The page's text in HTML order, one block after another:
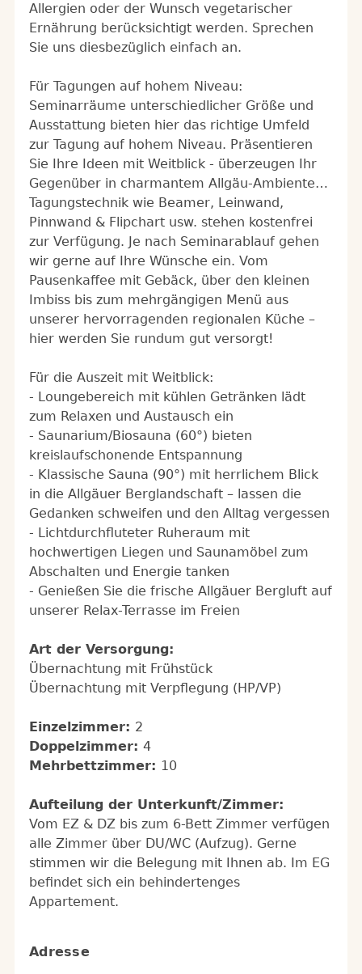
Allergien oder der Wunsch vegetarischer
Ernährung berücksichtigt werden. Sprechen
Sie uns diesbezüglich einfach an.
Für Tagungen auf hohem Niveau:
Seminarräume unterschiedlicher Größe und
Ausstattung bieten hier das richtige Umfeld
zur Tagung auf hohem Niveau. Präsentieren
Sie Ihre Ideen mit Weitblick - überzeugen Ihr
Gegenüber in charmantem Allgäu-Ambiente…
Tagungstechnik wie Beamer, Leinwand,
Pinnwand & Flipchart usw. stehen kostenfrei
zur Verfügung. Je nach Seminarablauf gehen
wir gerne auf Ihre Wünsche ein. Vom
Pausenkaffee mit Gebäck, über den kleinen
Imbiss bis zum mehrgängigen Menü aus
unserer hervorragenden regionalen Küche –
hier werden Sie rundum gut versorgt!
Für die Auszeit mit Weitblick:
- Loungebereich mit kühlen Getränken lädt
zum Relaxen und Austausch ein
- Saunarium/Biosauna (60°) bieten
kreislaufschonende Entspannung
- Klassische Sauna (90°) mit herrlichem Blick
in die Allgäuer Berglandschaft – lassen die
Gedanken schweifen und den Alltag vergessen
- Lichtdurchfluteter Ruheraum mit
hochwertigen Liegen und Saunamöbel zum
Abschalten und Energie tanken
- Genießen Sie die frische Allgäuer Bergluft auf
unserer Relax-Terrasse im Freien
Art der Versorgung:
Übernachtung mit Frühstück
Übernachtung mit Verpflegung (HP/VP)
Einzelzimmer: 2
Doppelzimmer: 4
Mehrbettzimmer: 10
Aufteilung der Unterkunft/Zimmer:
Vom EZ & DZ bis zum 6-Bett Zimmer verfügen
alle Zimmer über DU/WC (Aufzug). Gerne
stimmen wir die Belegung mit Ihnen ab. Im EG
befindet sich ein behindertenges
Appartement.
Adresse